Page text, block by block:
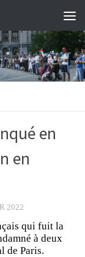
en
en
2022
qui fuit la
à deux
de Paris.